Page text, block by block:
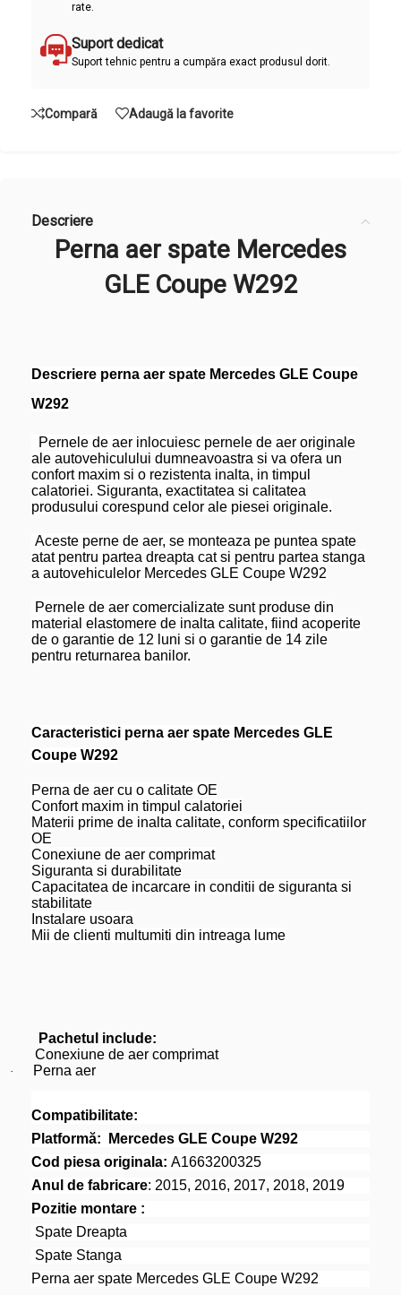
rate.
Suport dedicat
Suport tehnic pentru a cumpăra exact produsul dorit.
Compară Adaugă la favorite
Descriere
Perna aer spate Mercedes
GLE Coupe W292
Descriere perna aer spate Mercedes GLE Coupe
W292
Pernele de aer inlocuiesc pernele de aer originale
ale autovehiculului dumneavoastra si va ofera un
confort maxim si o rezistenta inalta, in timpul
calatoriei. Siguranta, exactitatea si calitatea
produsului corespund celor ale piesei originale.
Aceste perne de aer, se monteaza pe puntea spate
atat pentru partea dreapta cat si pentru partea stanga
a autovehiculelor Mercedes GLE Coupe W292
Pernele de aer comercializate sunt produse din
material elastomere de inalta calitate, fiind acoperite
de o garantie de 12 luni si o garantie de 14 zile
pentru returnarea banilor.
Caracteristici perna aer spate Mercedes GLE
Coupe W292
Perna de aer cu o calitate OE
Confort maxim in timpul calatoriei
Materii prime de inalta calitate, conform specificatiilor
OE
Conexiune de aer comprimat
Siguranta si durabilitate
Capacitatea de incarcare in conditii de siguranta si
stabilitate
Instalare usoara
Mii de clienti multumiti din intreaga lume
Pachetul include:
Conexiune de aer comprimat
· Perna aer
Compatibilitate:
Platformă: Mercedes GLE Coupe W292
Cod piesa originala: A1663200325
Anul de fabricare: 2015, 2016, 2017, 2018, 2019
Pozitie montare :
Spate Dreapta
Spate Stanga
Perna aer spate Mercedes GLE Coupe W292